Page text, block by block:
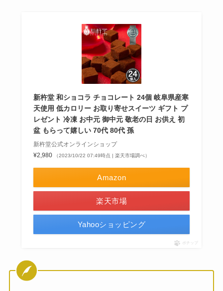
新杵堂 和ショコラ チョコレート 24個 岐阜県産寒
天使用 低カロリー お取り寄せスイーツ ギフト プ
レゼント 冷凍 お中元 御中元 敬老の日 お供え 初
盆 もらって嬉しい 70代 80代 孫
新杵堂公式オンラインショップ
¥2,980
（2023/10/22 07:49時点 | 楽天市場調べ）
Amazon
楽天市場
Yahooショッピング
ポチップ